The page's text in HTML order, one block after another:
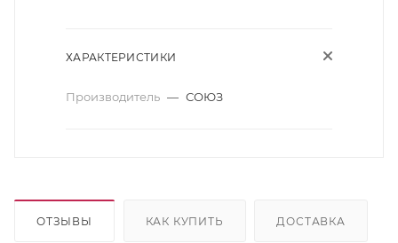
ХАРАКТЕРИСТИКИ
Производитель — СОЮЗ
ОТЗЫВЫ КАК КУПИТЬ ДОСТАВКА